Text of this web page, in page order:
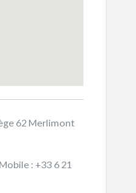
62 Merlimont
: +33 6 21